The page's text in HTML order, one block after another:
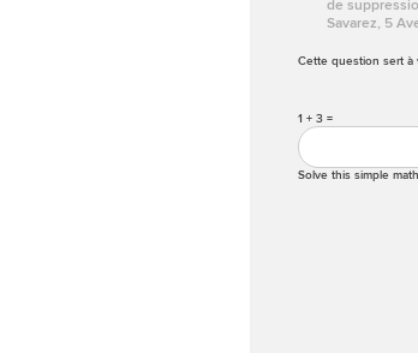
de
Savarez, 5
Cette question sert à
1 + 3 =
Solve this simple